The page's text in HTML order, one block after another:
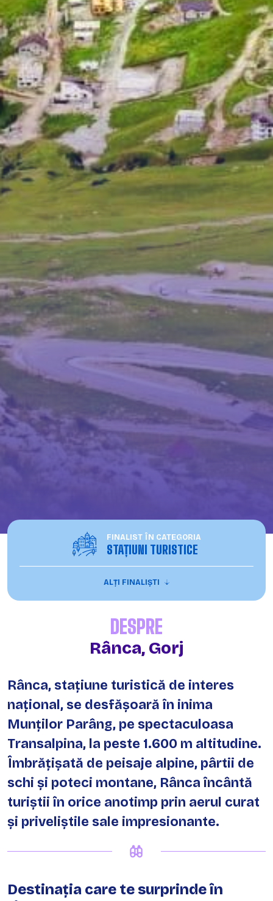
FINALIST ÎN CATEGORIA
STAȚIUNI TURISTICE
ALȚI FINALIȘTI
DESPRE
Rânca, Gorj
Rânca, stațiune turistică de interes
național, se desfășoară în inima
Munților Parâng, pe spectaculoasa
Transalpina, la peste 1.600 m altitudine.
Îmbrățișată de peisaje alpine, pârtii de
schi și poteci montane, Rânca încântă
turiștii în orice anotimp prin aerul curat
și priveliștile sale impresionante.
Destinația care te surprinde în